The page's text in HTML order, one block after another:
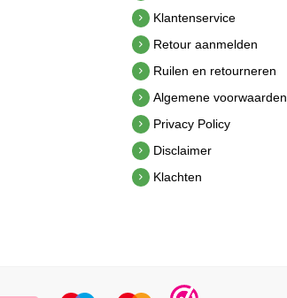
Klantenservice
Retour aanmelden
Ruilen en retourneren
Algemene voorwaarden
Privacy Policy
Disclaimer
Klachten